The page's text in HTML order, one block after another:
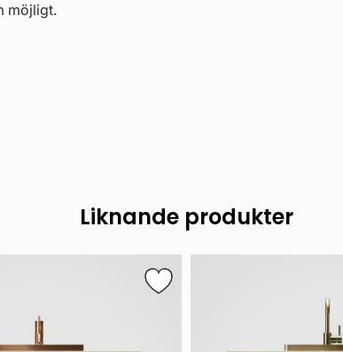
möjligt.
Liknande produkter